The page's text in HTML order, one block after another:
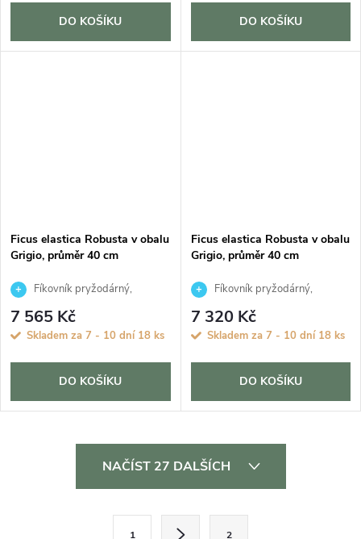
DO KOŠÍKU DO KOŠÍKU
Ficus elastica Robusta v obalu
Grigio, průměr 40 cm
Fíkovník pryžodárný,
Fíkovník, Gumovník
7 565 Kč
Skladem za 7 - 10 dní 18 ks
DO KOŠÍKU
Ficus elastica Robusta v obalu
Grigio, průměr 40 cm
Fíkovník pryžodárný,
Fíkovník, Gumovník
7 320 Kč
Skladem za 7 - 10 dní 18 ks
DO KOŠÍKU
NAČÍST 27 DALŠÍCH
1 2